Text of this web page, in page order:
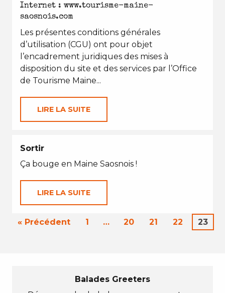
Internet : www.tourisme-maine-
saosnois.com
Les présentes conditions générales
d’utilisation (CGU) ont pour objet
l’encadrement juridiques des mises à
disposition du site et des services par l’Office
de Tourisme Maine...
LIRE LA SUITE
Sortir
Ça bouge en Maine Saosnois !
LIRE LA SUITE
« Précédent 1 … 20 21 22 23
Balades Greeters